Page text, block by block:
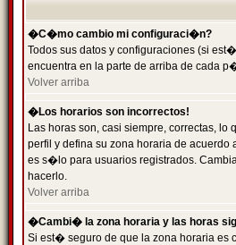
�C�mo cambio mi configuraci�n?
Todos sus datos y configuraciones (si
encuentra en la parte de arriba de cada
Volver arriba
�Los horarios son incorrectos!
Las horas son, casi siempre, correctas,
perfil y defina su zona horaria de
es s�lo para usuarios registrados.
hacerlo.
Volver arriba
�Cambi� la zona horaria y las horas
Si est� seguro de que la zona horaria es